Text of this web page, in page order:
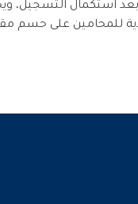
استكمال التسجيل،
للمحامين على حسم مقداره